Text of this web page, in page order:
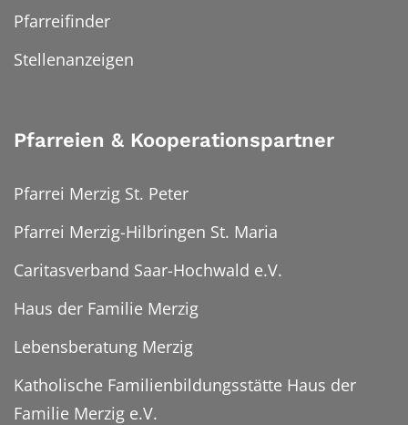
Pfarreifinder
Stellenanzeigen
Pfarreien & Kooperationspartner
Pfarrei Merzig St. Peter
Pfarrei Merzig-Hilbringen St. Maria
Caritasverband Saar-Hochwald e.V.
Haus der Familie Merzig
Lebensberatung Merzig
Katholische Familienbildungsstätte Haus der
Familie Merzig e.V.